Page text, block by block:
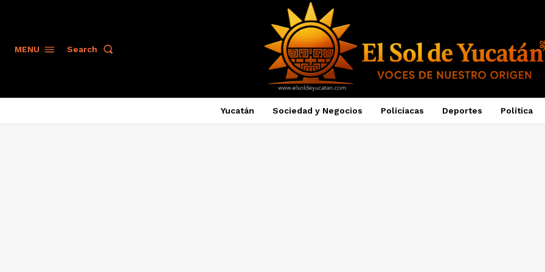
MENU Search
Yucatán Sociedad y Negocios Policíacas Deportes Política